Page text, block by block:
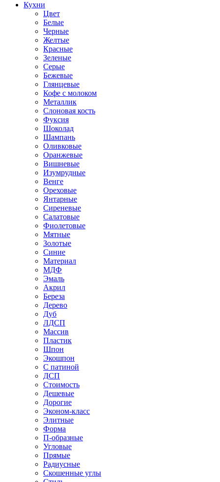
Кухни
Цвет
Белые
Черные
Желтые
Красные
Зеленые
Серые
Бежевые
Глянцевые
Кофе с молоком
Металлик
Слоновая кость
Фуксия
Шоколад
Шампань
Оливковые
Оранжевые
Вишневые
Изумрудные
Венге
Ореховые
Янтарные
Сиреневые
Салатовые
Фиолетовые
Мятные
Золотые
Синие
Материал
МДФ
Эмаль
Акрил
Береза
Дерево
Дуб
ЛДСП
Массив
Пластик
Шпон
Экошпон
С патиной
ДСП
Стоимость
Дешевые
Дорогие
Эконом-класс
Элитные
Форма
П-образные
Угловые
Прямые
Радиусные
Скошенные углы